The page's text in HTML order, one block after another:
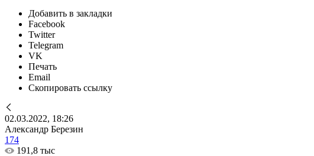
Добавить в закладки
Facebook
Twitter
Telegram
VK
Печать
Email
Скопировать ссылку
02.03.2022, 18:26
Александр Березин
174
191,8 тыс